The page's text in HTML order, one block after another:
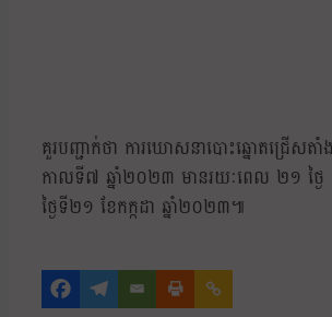
គួរបញ្ជាក់ថា ការឃោសនាបោះឆ្នោតជ្រើសត
កាលទី៧ ឆ្នាំ២០២៣ មានរយៈពេល ២១ ថ្ងៃ
ថ្ងៃទី២១ ខែកក្កដា ឆ្នាំ២០២៣៕